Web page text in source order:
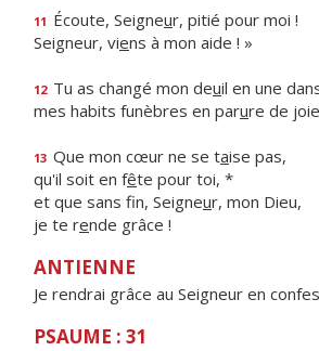
11 Écoute, Seigneur, pitié pour moi !
Seigneur, viens à mon aide ! »
12 Tu as changé mon deuil en une
mes habits funèbres en parure de
13 Que mon cœur ne se taise pas,
qu'il soit en fête pour toi, *
et que sans fin, Seigneur, mon Dieu,
je te rende grâce !
ANTIENNE
Je rendrai grâce au Seigneur en
PSAUME : 31